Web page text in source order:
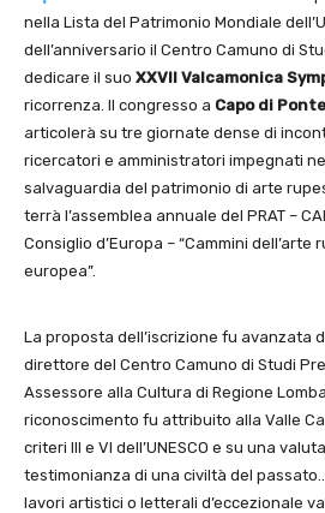
nella Lista del Patrimonio Mondiale
dell’anniversario il Centro Camuno di
dedicare il suo XXVII Valcamonica
ricorrenza. Il congresso a Capo di Ponte
articolerà su tre giornate dense di
ricercatori e amministratori impegnati
salvaguardia del patrimonio di arte
terrà l’assemblea annuale del PRAT –
Consiglio d’Europa – “Cammini
europea”.
La proposta dell’iscrizione fu avanzata
direttore del Centro Camuno di Studi
Assessore alla Cultura di Regione
riconoscimento fu attribuito alla Valle
criteri III e VI dell’UNESCO e su una
testimonianza di una civiltà del
lavori artistici o letterali d’eccezionale